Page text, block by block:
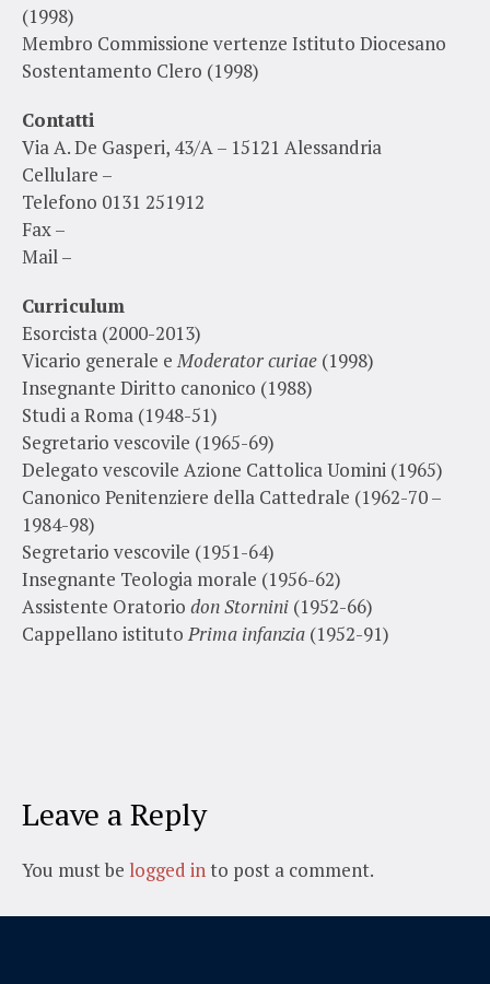
(1998)
Membro Commissione vertenze Istituto Diocesano
Sostentamento Clero (1998)
Contatti
Via A. De Gasperi, 43/A – 15121 Alessandria
Cellulare –
Telefono 0131 251912
Fax –
Mail –
Curriculum
Esorcista (2000-2013)
Vicario generale eModerator curiae(1998)
Insegnante Diritto canonico (1988)
Studi a Roma (1948-51)
Segretario vescovile (1965-69)
Delegato vescovile Azione Cattolica Uomini (1965)
Canonico Penitenziere della Cattedrale (1962-70 –
1984-98)
Segretario vescovile (1951-64)
Insegnante Teologia morale (1956-62)
Assistente Oratorio don Stornini(1952-66)
Cappellano istitutoPrima infanzia(1952-91)
Leave a Reply
You must be logged into post a comment.